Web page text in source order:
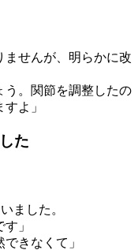
ませんが、明らかに改
う。関節を調整したの
よ」
た
ました。
」
きなくて」